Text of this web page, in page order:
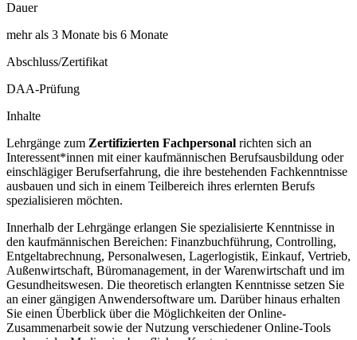
Dauer
mehr als 3 Monate bis 6 Monate
Abschluss/Zertifikat
DAA-Prüfung
Inhalte
Lehrgänge zum Zertifizierten Fachpersonal richten sich an
Interessent*innen mit einer kaufmännischen Berufsausbildung oder
einschlägiger Berufserfahrung, die ihre bestehenden Fachkenntnisse
ausbauen und sich in einem Teilbereich ihres erlernten Berufs
spezialisieren möchten.
Innerhalb der Lehrgänge erlangen Sie spezialisierte Kenntnisse in
den kaufmännischen Bereichen: Finanzbuchführung, Controlling,
Entgeltabrechnung, Personalwesen, Lagerlogistik, Einkauf, Vertrieb,
Außenwirtschaft, Büromanagement, in der Warenwirtschaft und im
Gesundheitswesen. Die theoretisch erlangten Kenntnisse setzen Sie
an einer gängigen Anwendersoftware um. Darüber hinaus erhalten
Sie einen Überblick über die Möglichkeiten der Online-
Zusammenarbeit sowie der Nutzung verschiedener Online-Tools